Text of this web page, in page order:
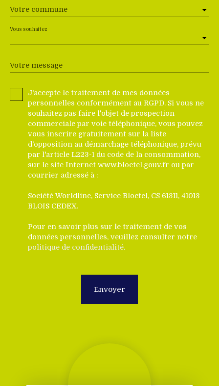
Votre commune
-
Vous souhaitez
Votre message
J'accepte le traitement de mes données
personnelles conformément au RGPD. Si vous ne
souhaitez pas faire l'objet de prospection
commerciale par voie téléphonique, vous pouvez
vous inscrire gratuitement sur la liste
d'opposition au démarchage téléphonique, prévu
par l'article L223-1 du code de la consommation,
sur le site Internet www.bloctel.gouv.fr ou par
courrier adressé à :
Société Worldline, Service Bloctel, CS 61311, 41013
BLOIS CEDEX.
Pour en savoir plus sur le traitement de vos
données personnelles, veuillez consulter notre
politique de confidentialité.
Envoyer